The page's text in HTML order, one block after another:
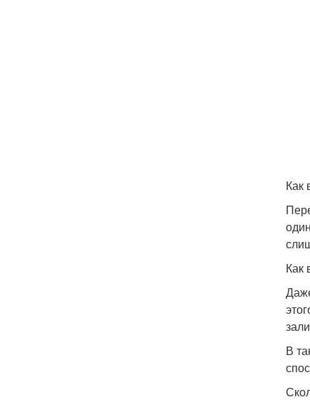
Как
Как
В